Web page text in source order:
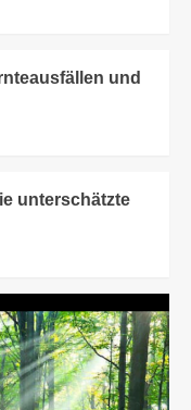
und
unterschätzte